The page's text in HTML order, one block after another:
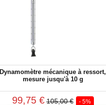
Dynamomètre mécanique à ressort,
mesure jusqu'à 10 g
99,75 € 105,00 € - 5%